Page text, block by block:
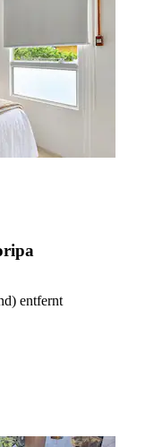
entfernt